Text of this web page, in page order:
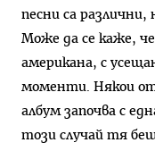
песни са различни,
Може да се каже,
американа, с
моменти. Някои от
албум започва с
този случай тя